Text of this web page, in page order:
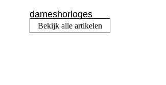
dameshorloges
Bekijk alle artikelen